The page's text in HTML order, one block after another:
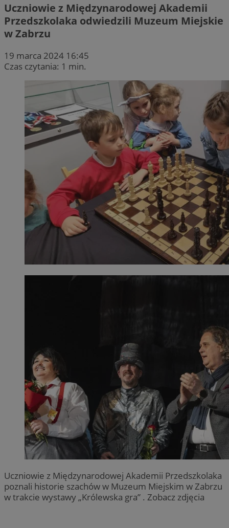
Uczniowie z Międzynarodowej Akademii
Przedszkolaka odwiedzili Muzeum Miejskie
w Zabrzu
19 marca 2024 16:45
Czas czytania: 1 min.
Uczniowie z Międzynarodowej Akademii Przedszkolaka
poznali historie szachów w Muzeum Miejskim w Zabrzu
w trakcie wystawy „Królewska gra” . Zobacz zdjęcia